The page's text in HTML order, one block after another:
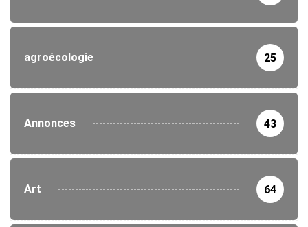
agroécologie 25
Annonces 43
Art 64